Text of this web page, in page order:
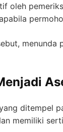
oleh
ditempel
memiliki